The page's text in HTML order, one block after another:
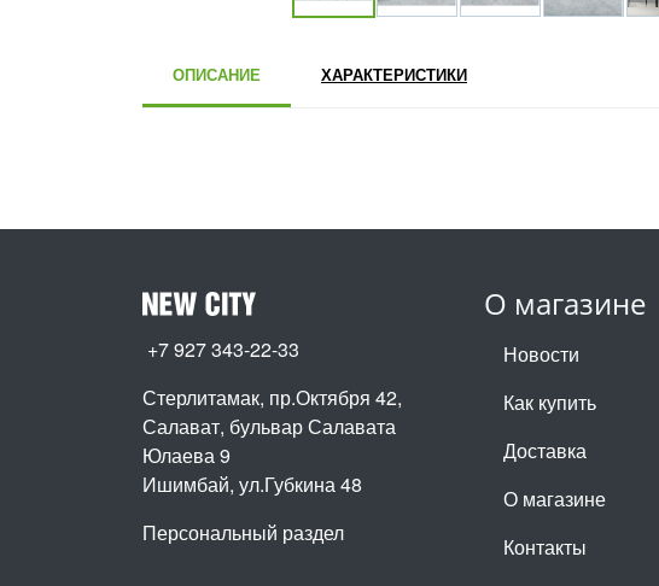
ОПИСАНИЕ ХАРАКТЕРИСТИКИ
О магазине
Новости
Как купить
Доставка
О магазине
Контакты
+7 927 343-22-33
Стерлитамак, пр.Октября 42,
Салават, бульвар Салавата
Юлаева 9
Ишимбай, ул.Губкина 48
Персональный раздел